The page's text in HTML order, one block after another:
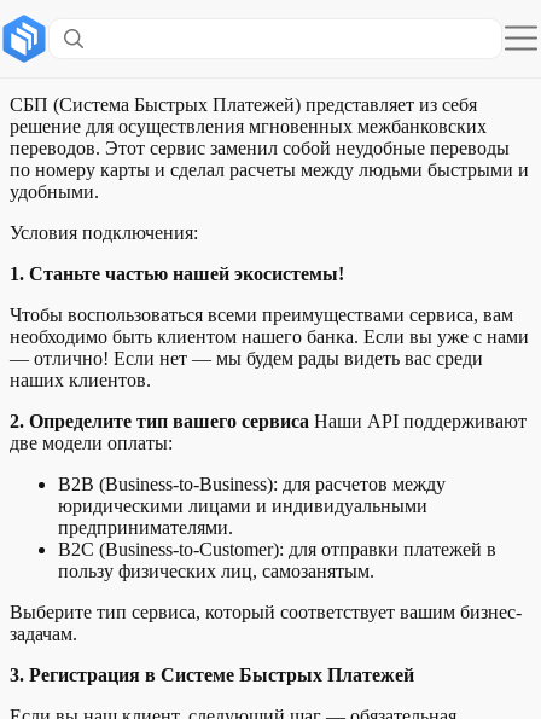
Система Быстрых Платежей
СБП (Система Быстрых Платежей) представляет из себя
решение для осуществления мгновенных межбанковских
переводов. Этот сервис заменил собой неудобные переводы
по номеру карты и сделал расчеты между людьми быстрыми и
удобными.
Условия подключения:
1. Станьте частью нашей экосистемы!
Чтобы воспользоваться всеми преимуществами сервиса, вам
необходимо быть клиентом нашего банка. Если вы уже с нами
— отлично! Если нет — мы будем рады видеть вас среди
наших клиентов.
2. Определите тип вашего сервиса Наши API поддерживают
две модели оплаты:
B2B (Business-to-Business): для расчетов между
юридическими лицами и индивидуальными
предпринимателями.
B2C (Business-to-Customer): для отправки платежей в
пользу физических лиц, самозанятым.
Выберите тип сервиса, который соответствует вашим бизнес-
задачам.
3. Регистрация в Системе Быстрых Платежей